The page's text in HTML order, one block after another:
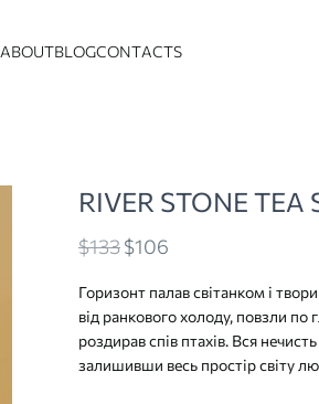
ABOUTBLOGCONTACTS
RIVER STONE TEA
$133Original
was:
$133
$106
is:
$106
Горизонт палав світанком і
від ранкового холоду, повзли по
роздирав спів птахів. Вся
залишивши весь простір світу